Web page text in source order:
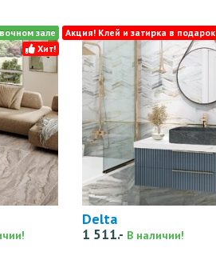
зале
Хит!
Delta
1 511.- В наличии!
Акция! Клей и затирка в подарок